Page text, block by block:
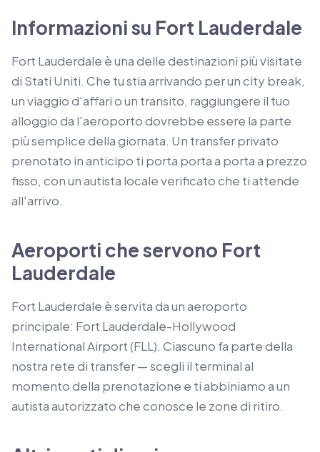
Informazioni su Fort Lauderdale
Fort Lauderdale è una delle destinazioni più visitate
di Stati Uniti. Che tu stia arrivando per un city break,
un viaggio d'affari o un transito, raggiungere il tuo
alloggio da l'aeroporto dovrebbe essere la parte
più semplice della giornata. Un transfer privato
prenotato in anticipo ti porta porta a porta a prezzo
fisso, con un autista locale verificato che ti attende
all'arrivo.
Aeroporti che servono Fort
Lauderdale
Fort Lauderdale è servita da un aeroporto
principale: Fort Lauderdale-Hollywood
International Airport (FLL). Ciascuno fa parte della
nostra rete di transfer — scegli il terminal al
momento della prenotazione e ti abbiniamo a un
autista autorizzato che conosce le zone di ritiro.